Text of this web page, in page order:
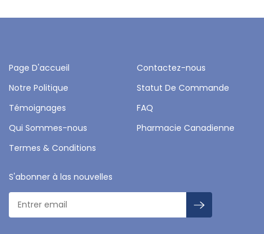
Page D'accueil
Contactez-nous
Notre Politique
Statut De Commande
Témoignages
FAQ
Qui Sommes-nous
Pharmacie Canadienne
Termes & Conditions
S'abonner à las nouvelles